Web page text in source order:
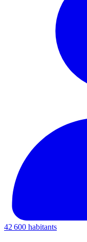
42 600 habitants